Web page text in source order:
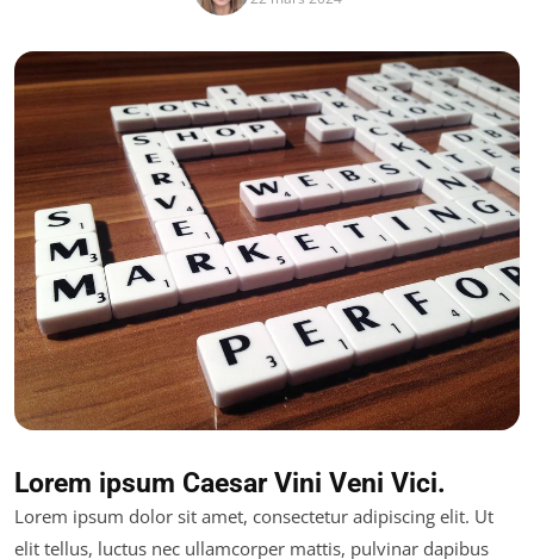
Lorem ipsum Caesar Vini Veni Vici.
Lorem ipsum dolor sit amet, consectetur adipiscing elit. Ut
elit tellus, luctus nec ullamcorper mattis, pulvinar dapibus